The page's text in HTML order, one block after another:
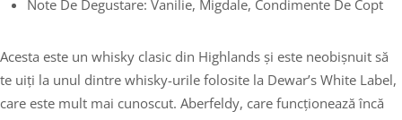
Note De Degustare: Vanilie, Migdale, Condimente De Copt
Acesta este un whisky clasic din Highlands și este neobișnuit să
te uiți la unul dintre whisky-urile folosite la Dewar’s White Label,
care este mult mai cunoscut. Aberfeldy, care funcționează încă